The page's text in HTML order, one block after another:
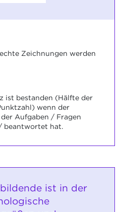
Zeichnungen werden
ist bestanden (Hälfte der
wenn der
Aufgaben / Fragen
beantwortet hat.
ist in der